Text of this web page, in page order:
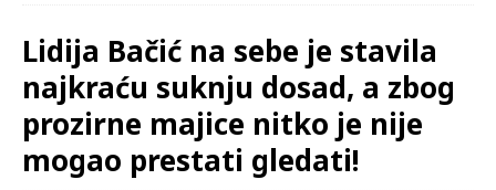
Lidija Bačić na sebe je stavila
najkraću suknju dosad, a zbog
prozirne majice nitko je nije
mogao prestati gledati!